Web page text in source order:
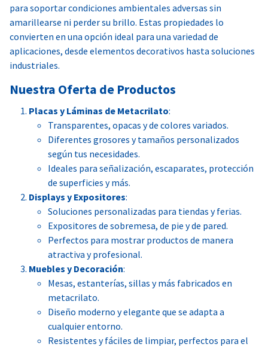
para soportar condiciones ambientales adversas sin
amarillearse ni perder su brillo. Estas propiedades lo
convierten en una opción ideal para una variedad de
aplicaciones, desde elementos decorativos hasta soluciones
industriales.
Nuestra Oferta de Productos
Placas y Láminas de Metacrilato:
Transparentes, opacas y de colores variados.
Diferentes grosores y tamaños personalizados
según tus necesidades.
Ideales para señalización, escaparates, protección
de superficies y más.
Displays y Expositores:
Soluciones personalizadas para tiendas y ferias.
Expositores de sobremesa, de pie y de pared.
Perfectos para mostrar productos de manera
atractiva y profesional.
Muebles y Decoración:
Mesas, estanterías, sillas y más fabricados en
metacrilato.
Diseño moderno y elegante que se adapta a
cualquier entorno.
Resistentes y fáciles de limpiar, perfectos para el